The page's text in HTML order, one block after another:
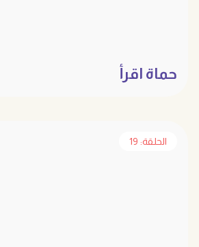
حماة اقرأ
الحلقة: 19